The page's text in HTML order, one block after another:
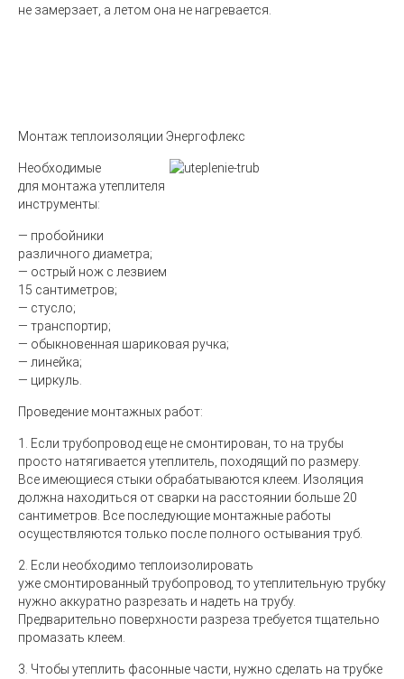
не замерзает, а летом она не нагревается.
Монтаж теплоизоляции Энергофлекс
Необходимые
для монтажа утеплителя
инструменты:
— пробойники
различного диаметра;
— острый нож с лезвием
15 сантиметров;
— стусло;
— транспортир;
— обыкновенная шариковая ручка;
— линейка;
— циркуль.
Проведение монтажных работ:
1. Если трубопровод еще не смонтирован, то на трубы
просто натягивается утеплитель, походящий по размеру.
Все имеющиеся стыки обрабатываются клеем. Изоляция
должна находиться от сварки на расстоянии больше 20
сантиметров. Все последующие монтажные работы
осуществляются только после полного остывания труб.
2. Если необходимо теплоизолировать
уже смонтированный трубопровод, то утеплительную трубку
нужно аккуратно разрезать и надеть на трубу.
Предварительно поверхности разреза требуется тщательно
промазать клеем.
3. Чтобы утеплить фасонные части, нужно сделать на трубке